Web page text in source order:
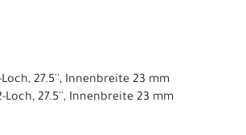
27.5'', Innenbreite 23 mm
Loch, 27.5'', Innenbreite 23 mm